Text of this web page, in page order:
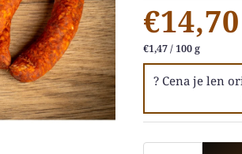
€14,70
€1,47 / 100 g